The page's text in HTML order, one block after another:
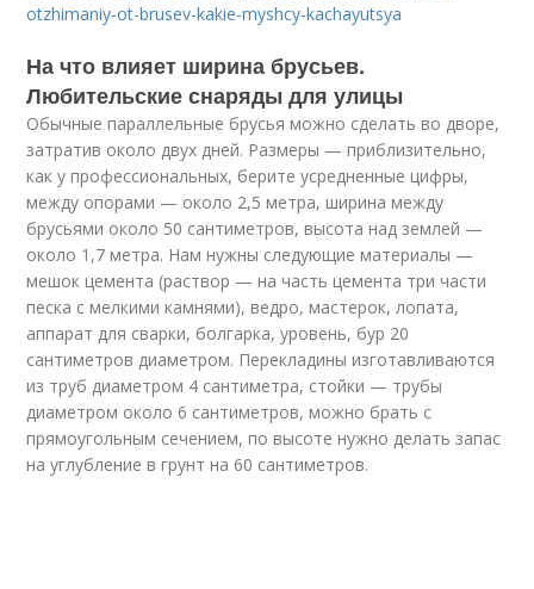
otzhimaniy-ot-brusev-kakie-myshcy-kachayutsya
На что влияет ширина брусьев.
Любительские снаряды для улицы
Обычные параллельные брусья можно сделать во дворе,
затратив около двух дней. Размеры — приблизительно,
как у профессиональных, берите усредненные цифры,
между опорами — около 2,5 метра, ширина между
брусьями около 50 сантиметров, высота над землей —
около 1,7 метра. Нам нужны следующие материалы —
мешок цемента (раствор — на часть цемента три части
песка с мелкими камнями), ведро, мастерок, лопата,
аппарат для сварки, болгарка, уровень, бур 20
сантиметров диаметром. Перекладины изготавливаются
из труб диаметром 4 сантиметра, стойки — трубы
диаметром около 6 сантиметров, можно брать с
прямоугольным сечением, по высоте нужно делать запас
на углубление в грунт на 60 сантиметров.